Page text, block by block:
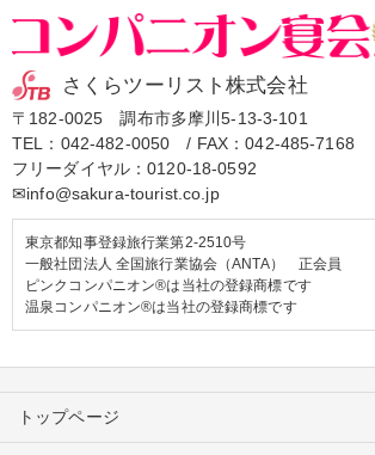
さくらツーリスト株式会社
〒182-0025 調布市多摩川5-13-3-101
TEL： 042-482-0050 / FAX：042-485-7168
フリーダイヤル：0120-18-0592
✉info@sakura-tourist.co.jp
東京都知事登録旅行業第2-2510号
一般社団法人 全国旅行業協会（ANTA） 正会員
ピンクコンパニオン®は当社の登録商標です
温泉コンパニオン®は当社の登録商標です
トップページ